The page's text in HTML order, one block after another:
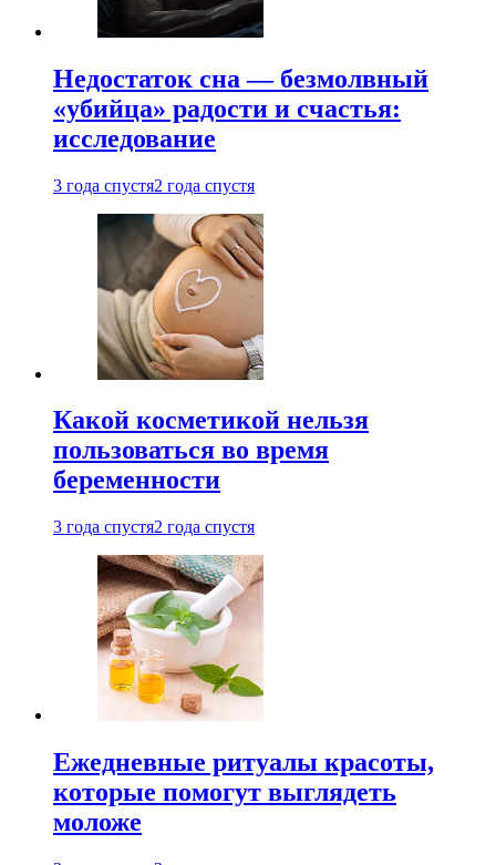
Недостаток сна — безмолвный
«убийца» радости и счастья:
исследование
3 года спустя2 года спустя
Какой косметикой нельзя
пользоваться во время
беременности
3 года спустя2 года спустя
Ежедневные ритуалы красоты,
которые помогут выглядеть
моложе